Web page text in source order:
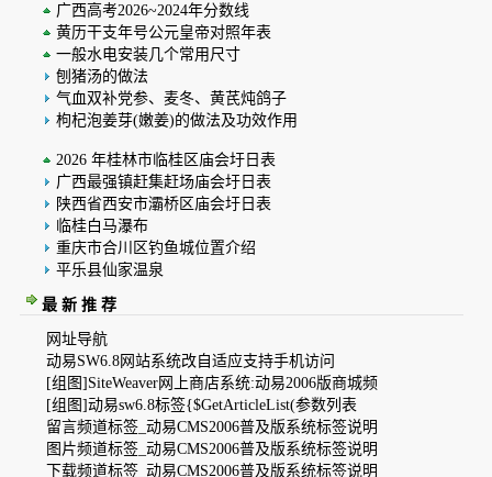
广西高考2026~2024年分数线
黄历干支年号公元皇帝对照年表
一般水电安装几个常用尺寸
刨猪汤的做法
气血双补党参、麦冬、黄芪炖鸽子
枸杞泡姜芽(嫩姜)的做法及功效作用
2026 年桂林市临桂区庙会圩日表
广西最强镇赶集赶场庙会圩日表
陕西省西安市灞桥区庙会圩日表
临桂白马瀑布
重庆市合川区钓鱼城位置介绍
平乐县仙家温泉
最 新 推 荐
网址导航
动易SW6.8网站系统改自适应支持手机访问
[组图] SiteWeaver网上商店系统:动易2006版商城频
[组图]动易sw6.8标签{$GetArticleList(参数列表
留言频道标签_动易CMS2006普及版系统标签说明
图片频道标签_动易CMS2006普及版系统标签说明
下载频道标签_动易CMS2006普及版系统标签说明